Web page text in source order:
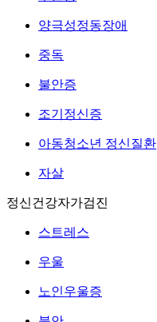
양극성정동장애
중독
불안증
조기정신증
아동청소년 정신질환
자살
정신건강자가검진
스트레스
우울
노인우울증